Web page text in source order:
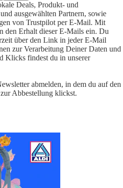
Deals, Produkt- und
ausgewählten Partnern, sowie
von Trustpilot per E-Mail. Mit
Erhalt dieser E-Mails ein. Du
über den Link in jeder E-Mail
zur Verarbeitung Deiner Daten und
Klicks findest du in unserer
abmelden, in dem du auf den
Abbestellung klickst.